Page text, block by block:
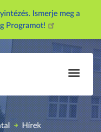
Ismerje meg a
Programot!
Hírek